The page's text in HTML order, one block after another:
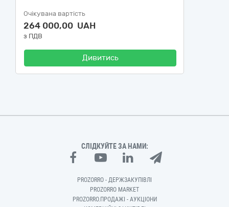
Очікувана вартість
264 000,00 UAH
з ПДВ
Дивитись
СЛІДКУЙТЕ ЗА НАМИ:
PROZORRO - ДЕРЖЗАКУПІВЛІ
PROZORRO MARKET
PROZORRO.ПРОДАЖІ - АУКЦІОНИ